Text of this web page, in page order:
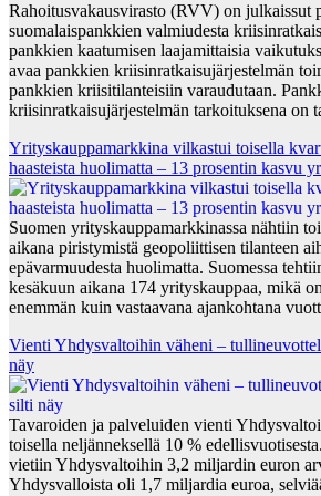
Rahoitusvakausvirasto (RVV) on julkaissut
suomalaispankkien valmiudesta
pankkien kaatumisen laajamittaisia
avaa pankkien kriisinratkaisujärjestelmän
pankkien kriisitilanteisiin varaudutaan.
kriisinratkaisujärjestelmän tarkoituksena on
Yrityskauppamarkkina vilkastui toisella
haasteista huolimatta – 13 prosentin kasvu
Suomen yrityskauppamarkkinassa nähtiin
aikana piristymistä geopoliittisen tilanteen
epävarmuudesta huolimatta. Suomessa
kesäkuun aikana 174 yrityskauppaa, mikä
enemmän kuin vastaavana ajankohtana
Vienti Yhdysvaltoihin väheni –
näy
Tavaroiden ja palveluiden vienti
toisella neljänneksellä 10 %
vietiin Yhdysvaltoihin 3,2 miljardin euron
Yhdysvalloista oli 1,7 miljardia euroa,